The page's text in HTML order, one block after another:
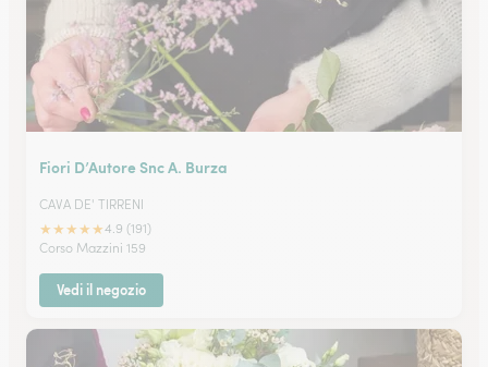
Fiori D’Autore Snc A. Burza
CAVA DE' TIRRENI
★★★★★4.9 (191)
Corso Mazzini 159
Vedi il negozio